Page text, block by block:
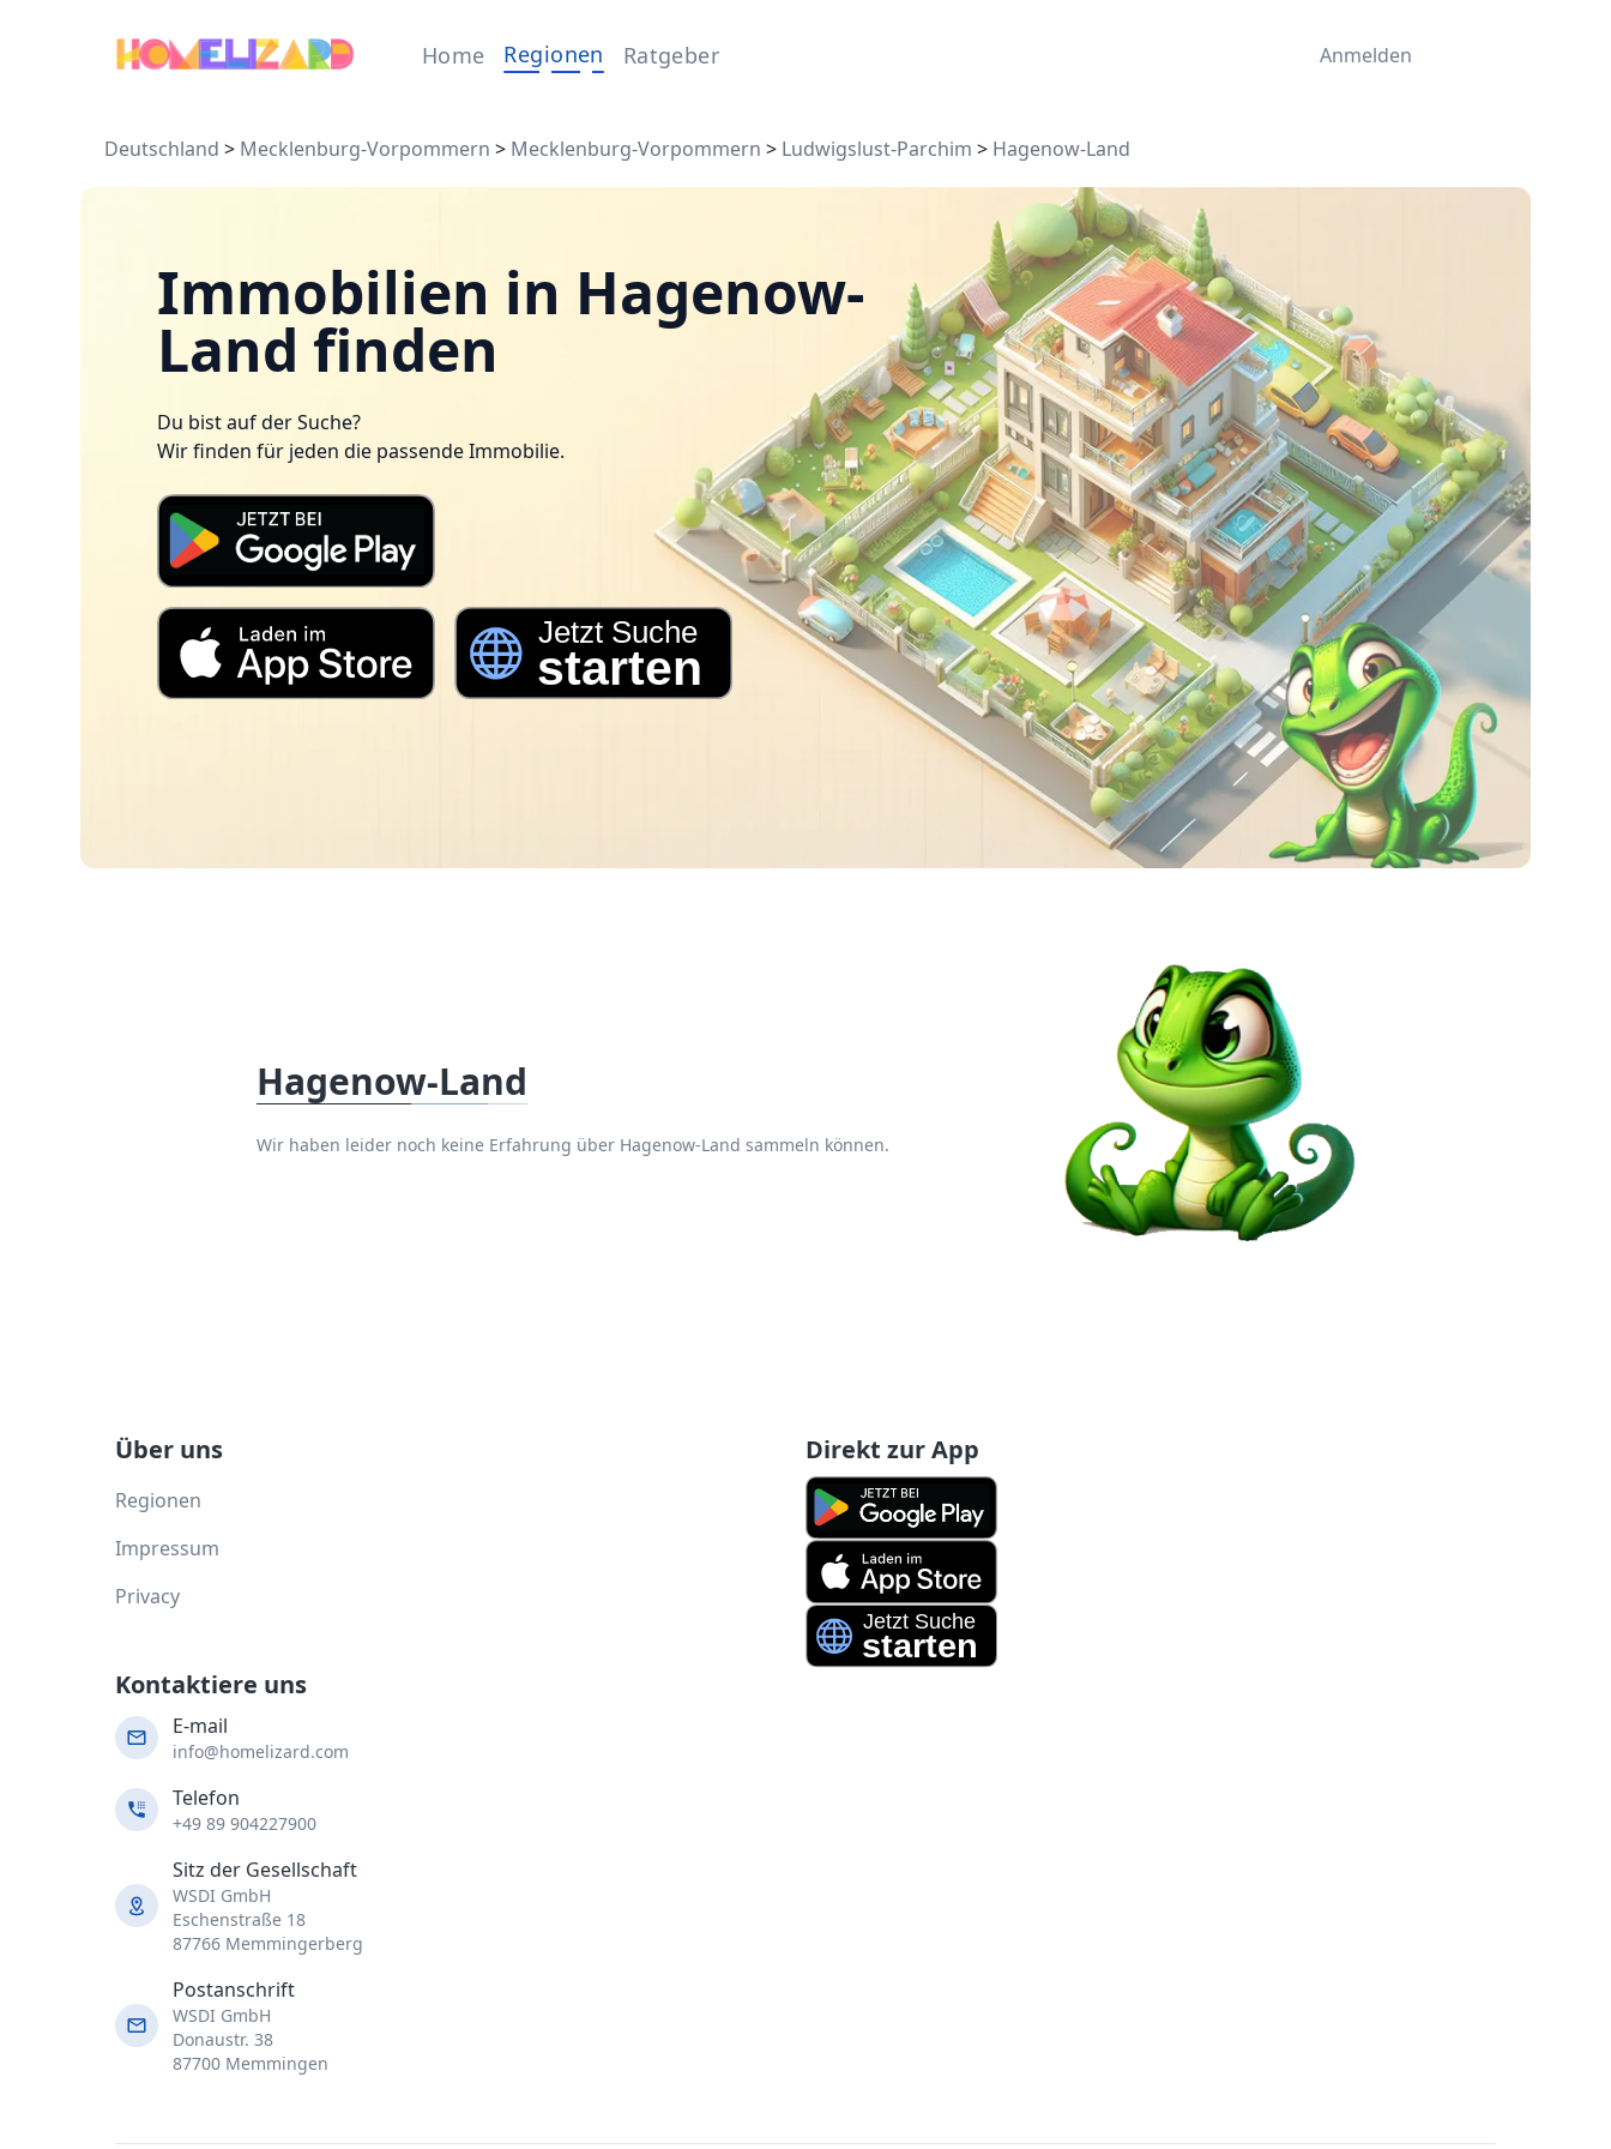
Home Regionen Ratgeber Anmelden
Deutschland > Mecklenburg-Vorpommern > Mecklenburg-Vorpommern > Ludwigslust-Parchim > Hagenow-Land
Immobilien in Hagenow-
Land finden
Du bist auf der Suche?
Wir finden für jeden die passende Immobilie.
Hagenow-Land
Wir haben leider noch keine Erfahrung über Hagenow-Land sammeln können.
Über uns
Regionen
Impressum
Privacy
Direkt zur App
Kontaktiere uns
E-mail
info@homelizard.com
Telefon
+49 89 904227900
Sitz der Gesellschaft
WSDI GmbH
Eschenstraße 18
87766 Memmingerberg
Postanschrift
WSDI GmbH
Donaustr. 38
87700 Memmingen